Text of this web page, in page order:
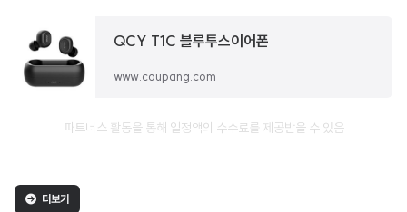
QCY T1C 블루투스이어폰
www.coupang.com
파트너스 활동을 통해 일정액의 수수료를 제공받을 수 있음
더보기